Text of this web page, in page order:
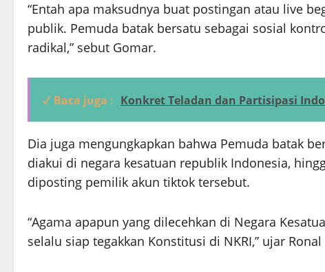
“Entah apa maksudnya buat postingan atau live
publik. Pemuda batak bersatu sebagai sosial
radikal,” sebut Gomar.
✓ Baca juga : Konkret Teladan dan Partisipasi
Dia juga mengungkapkan bahwa Pemuda batak
diakui di negara kesatuan republik Indonesia,
diposting pemilik akun tiktok tersebut.
“Agama apapun yang dilecehkan di Negara
selalu siap tegakkan Konstitusi di NKRI,” ujar